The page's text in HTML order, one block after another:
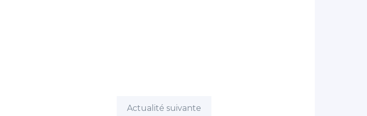
Actualité suivante